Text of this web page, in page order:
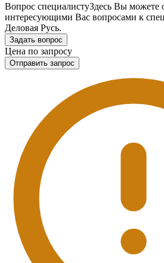
Вопрос специалистуЗдесь Вы можете
интересующими Вас вопросами к
Деловая Русь.
Задать вопрос
Цена по запросу
Отправить запрос